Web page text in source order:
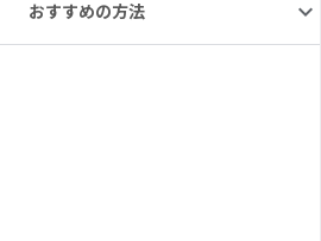
おすすめの方法